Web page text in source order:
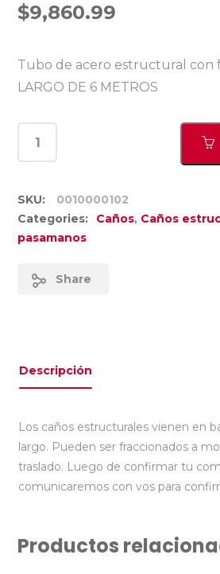
$9,860.99
Tubo de acero estructural con
LARGO DE 6 METROS
SKU:
0010000102
Categories:
Caños, Caños
pasamanos
Share
Descripción
Los caños estructurales vienen en
largo. Pueden ser fraccionados a
traslado. Luego de confirmar tu
comunicaremos con vos para
Productos